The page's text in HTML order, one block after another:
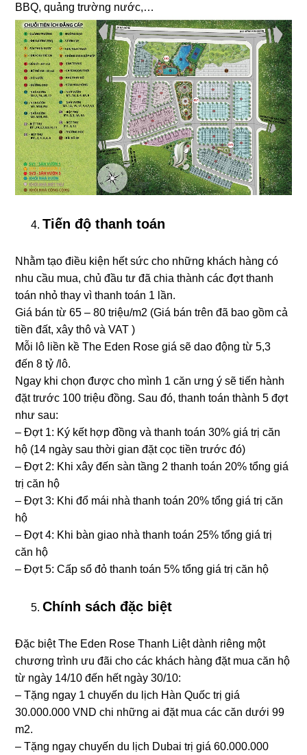
BBQ, quảng trường nước,…
Tiến độ thanh toán
Nhằm tạo điều kiện hết sức cho những khách hàng có
nhu cầu mua, chủ đầu tư đã chia thành các đợt thanh
toán nhỏ thay vì thanh toán 1 lần.
Giá bán từ 65 – 80 triệu/m2 (Giá bán trên đã bao gồm cả
tiền đất, xây thô và VAT )
Mỗi lô liền kề The Eden Rose giá sẽ dao động từ 5,3
đến 8 tỷ /lô.
Ngay khi chọn được cho mình 1 căn ưng ý sẽ tiến hành
đặt trước 100 triệu đồng. Sau đó, thanh toán thành 5 đợt
như sau:
– Đợt 1: Ký kết hợp đồng và thanh toán 30% giá trị căn
hộ (14 ngày sau thời gian đặt cọc tiền trước đó)
– Đợt 2: Khi xây đến sàn tầng 2 thanh toán 20% tổng giá
trị căn hộ
– Đợt 3: Khi đổ mái nhà thanh toán 20% tổng giá trị căn
hộ
– Đợt 4: Khi bàn giao nhà thanh toán 25% tổng giá trị
căn hộ
– Đợt 5: Cấp sổ đỏ thanh toán 5% tổng giá trị căn hộ
Chính sách đặc biệt
Đặc biệt The Eden Rose Thanh Liệt dành riêng một
chương trình ưu đãi cho các khách hàng đặt mua căn hộ
từ ngày 14/10 đến hết ngày 30/10:
– Tặng ngay 1 chuyến du lịch Hàn Quốc trị giá
30.000.000 VND chi những ai đặt mua các căn dưới 99
m2.
– Tặng ngay chuyến du lịch Dubai trị giá 60.000.000